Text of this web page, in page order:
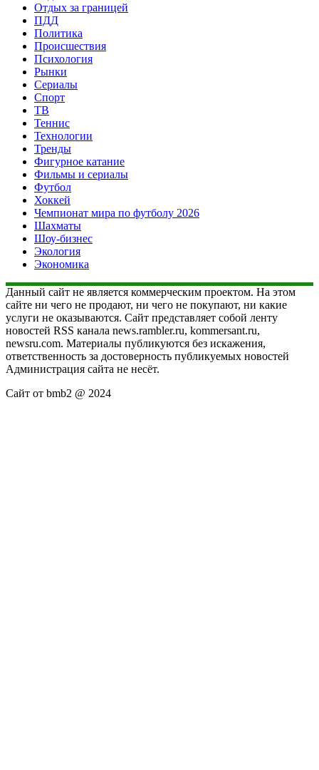
Отдых за границей
ПДД
Политика
Происшествия
Психология
Рынки
Сериалы
Спорт
ТВ
Теннис
Технологии
Тренды
Фигурное катание
Фильмы и сериалы
Футбол
Хоккей
Чемпионат мира по футболу 2026
Шахматы
Шоу-бизнес
Экология
Экономика
Данный сайт не является коммерческим проектом. На этом
сайте ни чего не продают, ни чего не покупают, ни какие
услуги не оказываются. Сайт представляет собой ленту
новостей RSS канала news.rambler.ru, kommersant.ru,
newsru.com. Материалы публикуются без искажения,
ответственность за достоверность публикуемых новостей
Администрация сайта не несёт.
Сайт от bmb2 @ 2024